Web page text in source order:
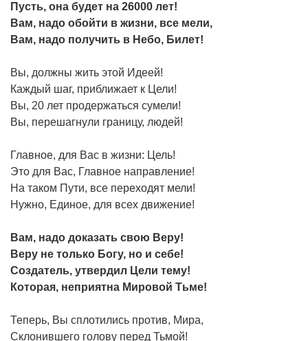
Пусть, она будет на 26000 лет!
Вам, надо обойти в жизни, все мели,
Вам, надо получить в Небо, Билет!
Вы, должны жить этой Идеей!
Каждый шаг, приближает к Цели!
Вы, 20 лет продержаться сумели!
Вы, перешагнули границу, людей!
Главное, для Вас в жизни: Цель!
Это для Вас, Главное направление!
На таком Пути, все переходят мели!
Нужно, Единое, для всех движение!
Вам, надо доказать свою Веру!
Веру не только Богу, но и себе!
Создатель, утвердил Цели тему!
Которая, неприятна Мировой Тьме!
Теперь, Вы сплотились против, Мира,
Склонившего голову перед Тьмой!